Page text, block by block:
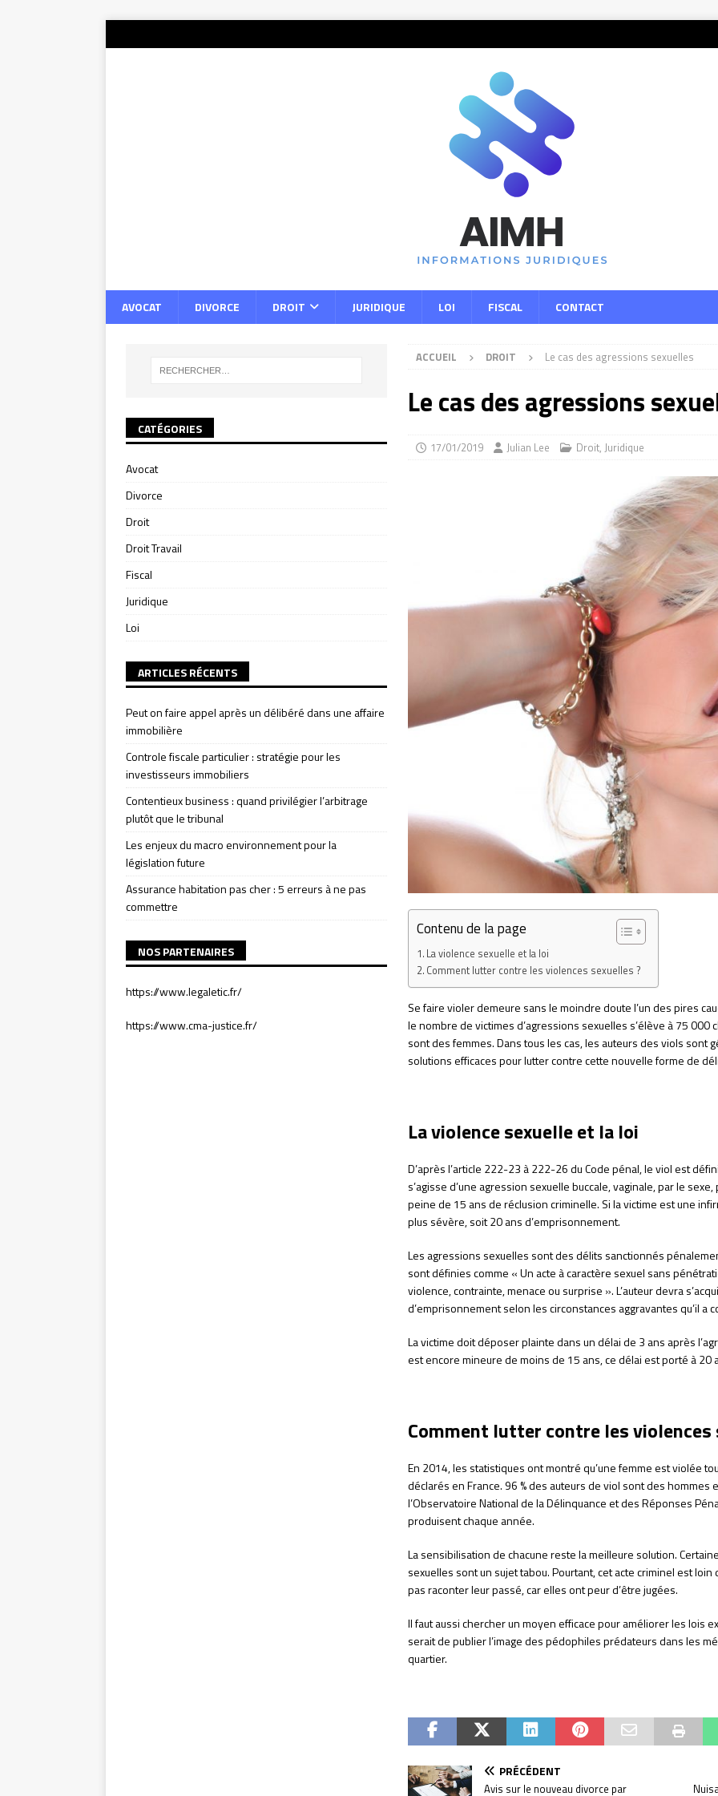
AVOCAT DIVORCE DROIT JURIDIQUE LOI FISCAL CONTACT
ACCUEIL DROIT Le cas des agressions sexuelles
Le cas des agressions
17/01/2019 Julian Lee Droit, Juridique
Contenu de la page
La violence sexuelle et la loi
Comment lutter contre les violences sexuelles ?
Se faire violer demeure sans le moindre doute l’un des pires
le nombre de victimes d’agressions sexuelles s’élève à 75 000
sont des femmes. Dans tous les cas, les auteurs des viols sont
solutions efficaces pour lutter contre cette nouvelle forme de
La violence sexuelle et la loi
D’après l’article 222-23 à 222-26 du Code pénal, le viol est
s’agisse d’une agression sexuelle buccale, vaginale, par le
peine de 15 ans de réclusion criminelle. Si la victime est une
plus sévère, soit 20 ans d’emprisonnement.
Les agressions sexuelles sont des délits sanctionnés
sont définies comme « Un acte à caractère sexuel sans
violence, contrainte, menace ou surprise ». L’auteur devra
d’emprisonnement selon les circonstances aggravantes qu’il a
La victime doit déposer plainte dans un délai de 3 ans après
est encore mineure de moins de 15 ans, ce délai est porté à 20
Comment lutter contre les violences
En 2014, les statistiques ont montré qu’une femme est violée
déclarés en France. 96 % des auteurs de viol sont des hommes
l’Observatoire National de la Délinquance et des Réponses
produisent chaque année.
La sensibilisation de chacune reste la meilleure solution.
sexuelles sont un sujet tabou. Pourtant, cet acte criminel est
pas raconter leur passé, car elles ont peur d’être jugées.
Il faut aussi chercher un moyen efficace pour améliorer les lois
serait de publier l’image des pédophiles prédateurs dans les
quartier.
PRÉCÉDENT
Avis sur le nouveau divorce par
CATÉGORIES
Avocat
Divorce
Droit
Droit Travail
Fiscal
Juridique
Loi
ARTICLES RÉCENTS
Peut on faire appel après un délibéré dans une affaire
immobilière
Controle fiscale particulier : stratégie pour les
investisseurs immobiliers
Contentieux business : quand privilégier l’arbitrage
plutôt que le tribunal
Les enjeux du macro environnement pour la
législation future
Assurance habitation pas cher : 5 erreurs à ne pas
commettre
NOS PARTENAIRES
https://www.legaletic.fr/
https://www.cma-justice.fr/